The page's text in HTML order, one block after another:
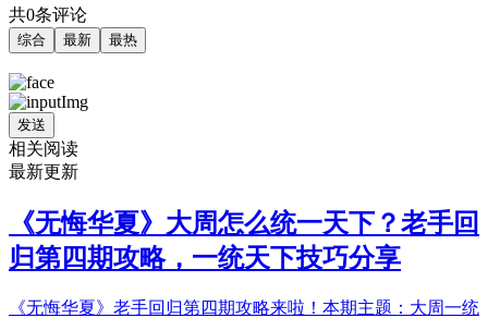
共0条评论
综合 最新 最热
发送
相关阅读
最新更新
《无悔华夏》大周怎么统一天下？老手回
归第四期攻略，一统天下技巧分享
《无悔华夏》老手回归第四期攻略来啦！本期主题：大周一统